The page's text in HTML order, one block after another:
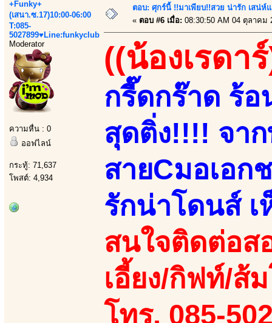
+Funky+
(เสนา.ซ.17)10:00-06:00
T:085-
5027899♥Line:funkyclub
Moderator
ความหื่น : 0
ออฟไลน์
กระทู้: 71,637
โพสต์: 4,934
ตอบ: ศุกร์นี้ !!มาเพียบ!!สวย น่ารัก เสน่ห์
« ตอบ #6 เมื่อ: 08:30:50 AM 04 ตุลาคม
((น้องเรดา
กรี๊ดกร๊าด ร้อ
สุดติ่ง!!!! จา
สายCมอเอ
รักน่าโดนส์
สนใจติดต่อส
เอี้ยง/กิฟท์/ส้
โทร. 085-